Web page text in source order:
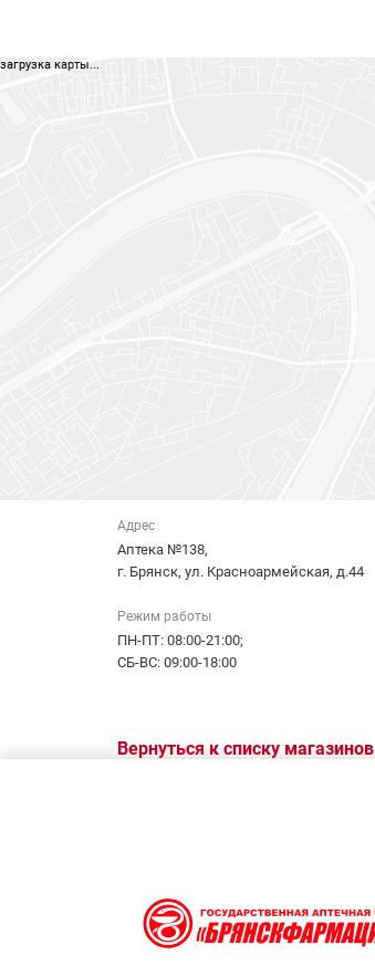
загрузка карты...
Адрес
Аптека №138,
г. Брянск, ул. Красноармейская, д.44
Режим работы
ПН-ПТ: 08:00-21:00;
СБ-ВС: 09:00-18:00
Вернуться к списку магазинов